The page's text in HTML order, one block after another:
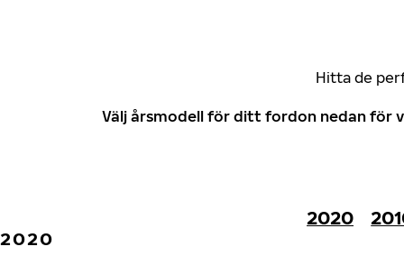
Hitta de
Välj årsmodell för ditt fordon nedan för
2020
2020